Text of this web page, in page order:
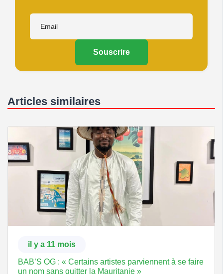
Souscrire
Articles similaires
il y a 11 mois
BAB’S OG : « Certains artistes parviennent à se faire
un nom sans quitter la Mauritanie »